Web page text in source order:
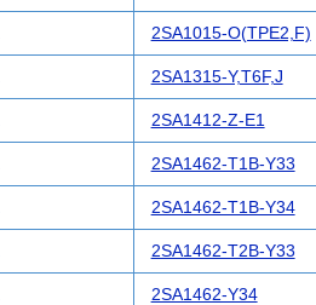
2SA1015-O(TPE2,F)
2SA1315-Y,T6F,J
2SA1412-Z-E1
2SA1462-T1B-Y33
2SA1462-T1B-Y34
2SA1462-T2B-Y33
2SA1462-Y34